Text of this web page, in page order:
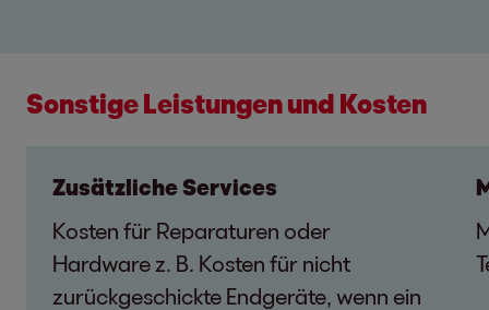
Sonstige Leistungen und Kosten
Zusätzliche Services
Kosten für Reparaturen oder
Hardware z. B. Kosten für nicht
zurückgeschickte Endgeräte, wenn ein